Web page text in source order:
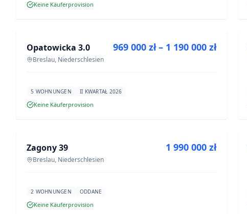
Keine Käuferprovision
NEUBAU
Opatowicka 3.0
Breslau, Niederschlesien
969 000 zł – 1 190 000 zł
5 WOHNUNGEN II KWARTAŁ 2026
Keine Käuferprovision
NEUBAU
Zagony 39
Breslau, Niederschlesien
1 990 000 zł
2 WOHNUNGEN ODDANE
Keine Käuferprovision